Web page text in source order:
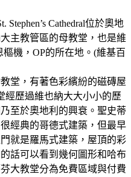
Stephen’s Cathedral位於奧地
主教管區的母教堂，也是維
機，OP的所在地。(維基百
堂，有著色彩繽紛的磁磚屋
經歷過維也納大大小小的歷
至於奧地利的興衰。聖史蒂
經典的哥德式建築，但最早
就是羅馬式建築，屋頂的彩
話可以看到幾何圖形和哈布
大教堂分為免費區域與付費